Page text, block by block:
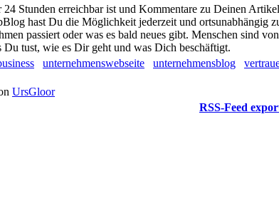
Stunden erreichbar ist und Kommentare zu Deinen Artikel
hast Du die Möglichkeit jederzeit und ortsunabhängig
passiert oder was es bald neues gibt. Menschen sind von
tust, wie es Dir geht und was Dich beschäftigt.
unternehmenswebseite unternehmensblog
UrsGloor
RSS-Feed